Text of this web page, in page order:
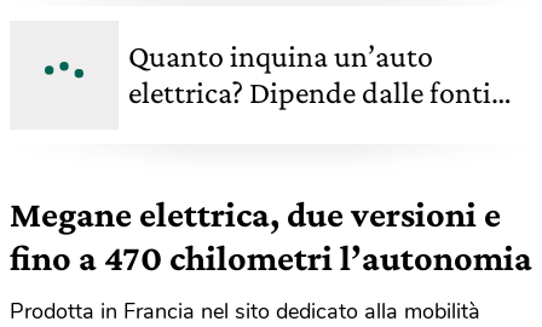
Quanto inquina un’auto
elettrica? Dipende dalle fonti
Megane elettrica, due versioni e
fino a 470 chilometri l’autonomia
Prodotta in Francia nel sito dedicato alla mobilità